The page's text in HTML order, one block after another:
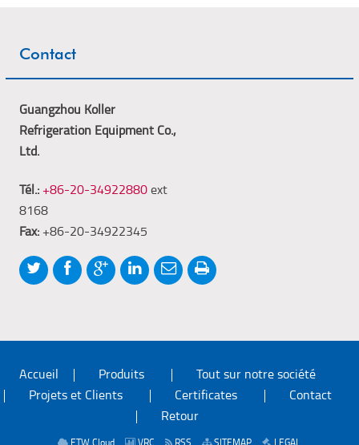
Contact
Guangzhou Koller
Refrigeration Equipment Co.,
Ltd.
Tél.:+86-20-34922880 ext
8168
Fax: +86-20-34922345
Accueil Produits
Tout sur notre société
Projets et Clients
Certificates
Contact
Retour